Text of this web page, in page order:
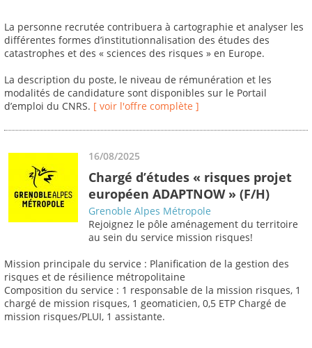
La personne recrutée contribuera à cartographie et analyser les
différentes formes d’institutionnalisation des études des
catastrophes et des « sciences des risques » en Europe.
La description du poste, le niveau de rémunération et les
modalités de candidature sont disponibles sur le Portail
d’emploi du CNRS. [ voir l'offre complète ]
16/08/2025
Chargé d’études « risques projet
européen ADAPTNOW » (F/H)
Grenoble Alpes Métropole
Rejoignez le pôle aménagement du territoire
au sein du service mission risques!
Mission principale du service : Planification de la gestion des
risques et de résilience métropolitaine
Composition du service : 1 responsable de la mission risques, 1
chargé de mission risques, 1 geomaticien, 0,5 ETP Chargé de
mission risques/PLUI, 1 assistante.